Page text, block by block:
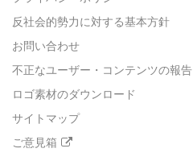
反社会的勢力に対する基本方針
お問い合わせ
不正なユーザー・コンテンツの報告
ロゴ素材のダウンロード
サイトマップ
ご意見箱